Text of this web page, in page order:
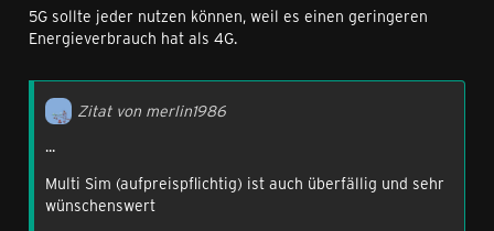
5G sollte jeder nutzen können, weil es einen geringeren
Energieverbrauch hat als 4G.
Zitat von merlin1986
...
Multi Sim (aufpreispflichtig) ist auch überfällig und sehr
wünschenswert